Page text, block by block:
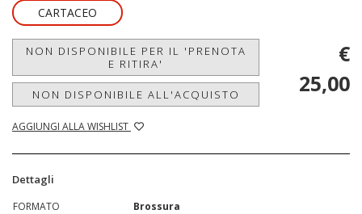
CARTACEO
NON DISPONIBILE PER IL 'PRENOTA
E RITIRA'
NON DISPONIBILE ALL'ACQUISTO
AGGIUNGI ALLA WISHLIST
€
25,00
Dettagli
FORMATO
Brossura